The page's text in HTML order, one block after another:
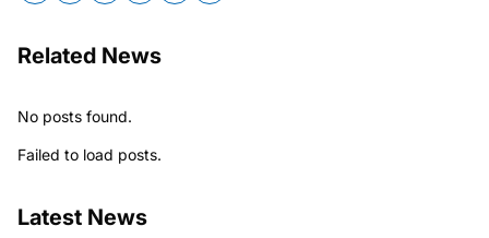
Related News
No posts found.
Failed to load posts.
Latest News